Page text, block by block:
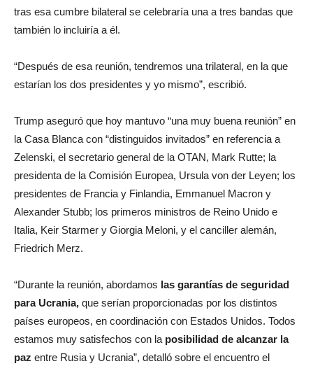
tras esa cumbre bilateral se celebraría una a tres bandas que
también lo incluiría a él.
“Después de esa reunión, tendremos una trilateral, en la que
estarían los dos presidentes y yo mismo”, escribió.
Trump aseguró que hoy mantuvo “una muy buena reunión” en
la Casa Blanca con “distinguidos invitados” en referencia a
Zelenski, el secretario general de la OTAN, Mark Rutte; la
presidenta de la Comisión Europea, Ursula von der Leyen; los
presidentes de Francia y Finlandia, Emmanuel Macron y
Alexander Stubb; los primeros ministros de Reino Unido e
Italia, Keir Starmer y Giorgia Meloni, y el canciller alemán,
Friedrich Merz.
“Durante la reunión, abordamos las garantías de seguridad
para Ucrania, que serían proporcionadas por los distintos
países europeos, en coordinación con Estados Unidos. Todos
estamos muy satisfechos con la posibilidad de alcanzar la
paz entre Rusia y Ucrania”, detalló sobre el encuentro el